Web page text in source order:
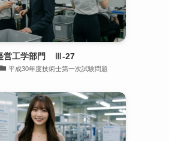
営工学部門 Ⅲ-27
平成30年度技術士第一次試験問題